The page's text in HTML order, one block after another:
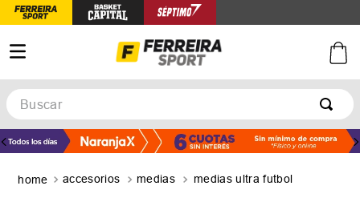
Buscar
accesorios medias medias ultra futbol
TÉRMINOS MÁS BUSCADOS